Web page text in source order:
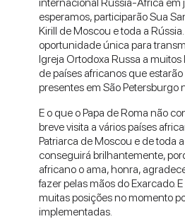
esperamos, participarão Sua
Kirill de Moscou e toda a
oportunidade única para
Igreja Ortodoxa Russa a
de países africanos que
presentes em São Petersburgo
E o que o Papa de Roma não
breve visita a vários países
Patriarca de Moscou e de toda
conseguirá brilhantemente,
africano o ama, honra,
fazer pelas mãos do Exarcado.
muitas posições no momento
implementadas.